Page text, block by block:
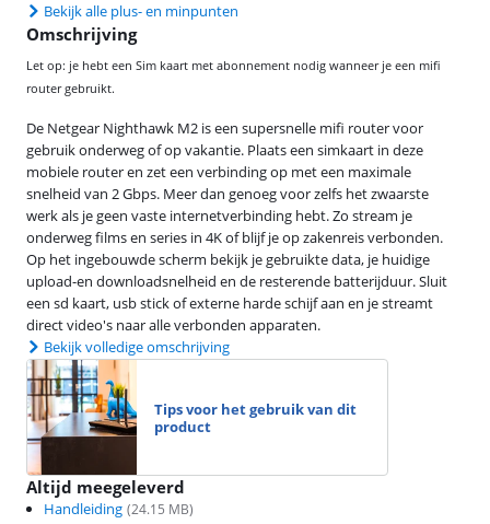
Bekijk alle plus- en minpunten
Omschrijving
Let op: je hebt een Sim kaart met abonnement nodig wanneer je een mifi
router gebruikt.
De Netgear Nighthawk M2 is een supersnelle mifi router voor
gebruik onderweg of op vakantie. Plaats een simkaart in deze
mobiele router en zet een verbinding op met een maximale
snelheid van 2 Gbps. Meer dan genoeg voor zelfs het zwaarste
werk als je geen vaste internetverbinding hebt. Zo stream je
onderweg films en series in 4K of blijf je op zakenreis verbonden.
Op het ingebouwde scherm bekijk je gebruikte data, je huidige
upload-en downloadsnelheid en de resterende batterijduur. Sluit
een sd kaart, usb stick of externe harde schijf aan en je streamt
direct video's naar alle verbonden apparaten.
Bekijk volledige omschrijving
Tips voor het gebruik van dit
product
Altijd meegeleverd
Handleiding (24.15 MB)